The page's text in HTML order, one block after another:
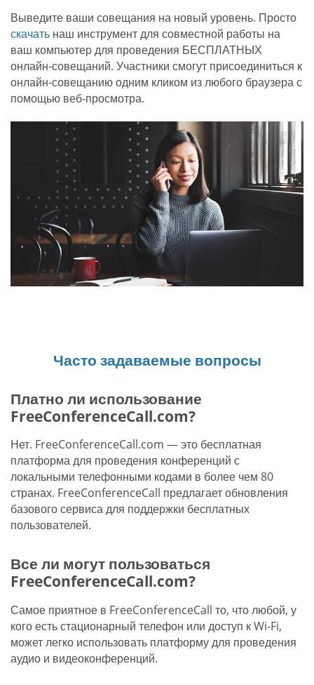
Выведите ваши совещания на новый уровень. Просто
скачать наш инструмент для совместной работы на
ваш компьютер для проведения БЕСПЛАТНЫХ
онлайн-совещаний. Участники смогут присоединиться к
онлайн-совещанию одним кликом из любого браузера с
помощью веб-просмотра.
Часто задаваемые вопросы
Платно ли использование
FreeConferenceCall.com?
Нет. FreeConferenceCall.com — это бесплатная
платформа для проведения конференций с
локальными телефонными кодами в более чем 80
странах. FreeConferenceCall предлагает обновления
базового сервиса для поддержки бесплатных
пользователей.
Все ли могут пользоваться
FreeConferenceCall.com?
Самое приятное в FreeConferenceCall то, что любой, у
кого есть стационарный телефон или доступ к Wi-Fi,
может легко использовать платформу для проведения
аудио и видеоконференций.